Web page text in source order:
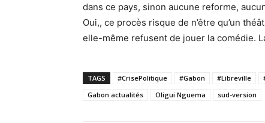
dans ce pays, sinon aucune reforme,
Oui,, ce procès risque de n’être qu’un
elle-même refusent de jouer la comédie.
TAGS #CrisePolitique #Gabon #Libreville
Gabon actualités
Oligui Nguema sud-version